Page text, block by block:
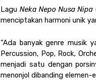
Lagu Neka Nepo Nusa Nipa
menciptakan harmoni unik
“Ada banyak genre musik
Percussion, Pop, Rock,
menjadi satu dengan
menonjol dibanding elemen-